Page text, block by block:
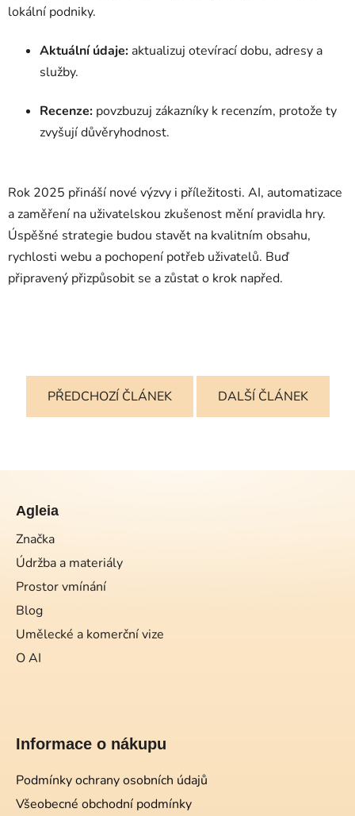
lokální podniky.
Aktuální údaje: aktualizuj otevírací dobu, adresy a
služby.
Recenze: povzbuzuj zákazníky k recenzím, protože ty
zvyšují důvěryhodnost.
Rok 2025 přináší nové výzvy i příležitosti. AI, automatizace
a zaměření na uživatelskou zkušenost mění pravidla hry.
Úspěšné strategie budou stavět na kvalitním obsahu,
rychlosti webu a pochopení potřeb uživatelů. Buď
připravený přizpůsobit se a zůstat o krok napřed.
PŘEDCHOZÍ ČLÁNEK DALŠÍ ČLÁNEK
Agleia
Značka
Údržba a materiály
Prostor vmínání
Blog
Umělecké a komerční vize
O AI
Informace o nákupu
Podmínky ochrany osobních údajů
Všeobecné obchodní podmínky